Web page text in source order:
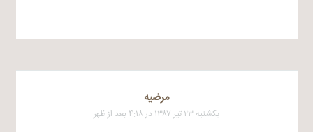
مرضيه
یکشنبه ۲۳ تیر ۱۳۸۷ در ۴:۱۸ بعد از ظهر